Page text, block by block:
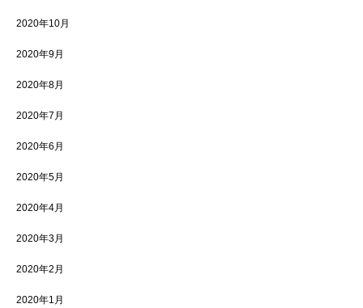
2020年10月
2020年9月
2020年8月
2020年7月
2020年6月
2020年5月
2020年4月
2020年3月
2020年2月
2020年1月